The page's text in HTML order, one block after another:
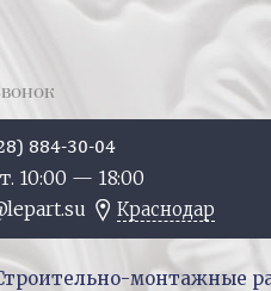
884-30-04
10:00 — 18:00
Краснодар
монтажные